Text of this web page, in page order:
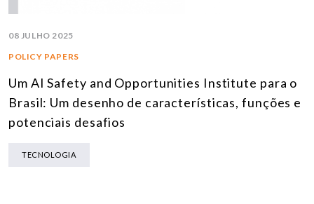
08 JULHO 2025
POLICY PAPERS
Um AI Safety and Opportunities Institute para o
Brasil: Um desenho de características, funções e
potenciais desafios
TECNOLOGIA